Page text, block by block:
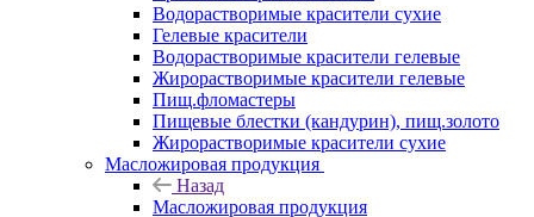
Водорастворимые красители сухие
Гелевые красители
Водорастворимые красители гелевые
Жирорастворимые красители гелевые
Пищ.фломастеры
Пищевые блестки (кандурин), пищ.золото
Жирорастворимые красители сухие
Масложировая продукция
Назад
Масложировая продукция